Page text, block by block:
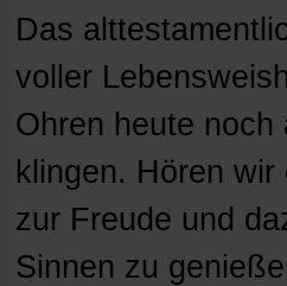
Das
voller
Ohren heute
klingen. Hören
zur Freude und
Sinnen zu